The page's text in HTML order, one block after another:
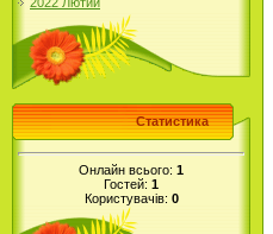
Статистика
Онлайн всього: 1
Гостей: 1
Користувачів: 0